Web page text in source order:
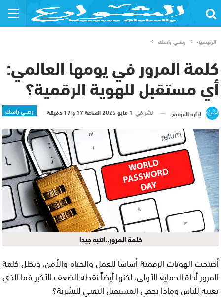
الرئيسية رصــي راسك
كلمة المرور في يومها العالمي:
أي مستقبل للهوية الرقمية؟
رصــي راسك إدارة الموقع نشر في 1 مايو 2025 الساعة 17 و 17 دقيقة
كلمة المرور..انتبه جيدا
أصبحت الهويات الرقمية أساساً للعمل والحياة والأمن، وتظل كلمة
المرور أداة الحماية الأولى، لكنها أيضاً نقطة الضعف الأكبر.فما الذي
تعنيه للناس وماذا يخفي المستقبل التقني للبشرية؟